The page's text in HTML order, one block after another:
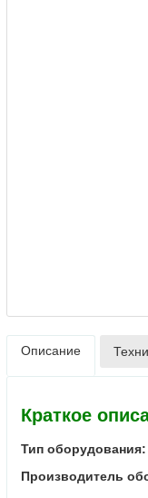
Описание
Краткое
Тип оборудования:
Производитель